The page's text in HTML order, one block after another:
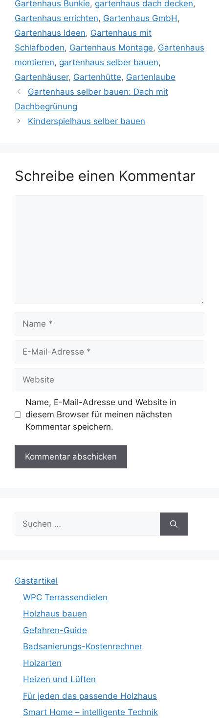
Gartenhaus Bunkie, gartenhaus dach decken,
Gartenhaus errichten, Gartenhaus GmbH ,
Gartenhaus Ideen, Gartenhaus mit
Schlafboden, Gartenhaus Montage, Gartenhaus
montieren, gartenhaus selber bauen,
Gartenhäuser, Gartenhütte, Gartenlaube
Gartenhaus selber bauen: Dach mit
Dachbegrünung
Kinderspielhaus selber bauen
Schreibe einen Kommentar
Mail-
Name, E-Mail-Adresse und Website in
diesem Browser für meinen nächsten
Kommentar speichern.
Suche
nach:
Gastartikel
WPC Terrassendielen
Holzhaus bauen
Gefahren-Guide
Badsanierungs-Kostenrechner
Holzarten
Heizen und Lüften
Für jeden das passende Holzhaus
Smart Home – intelligente Technik